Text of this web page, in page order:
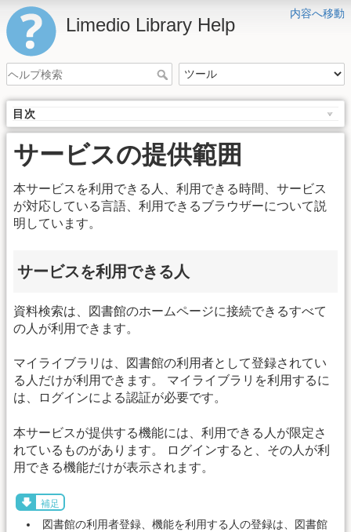
内容へ移動
Limedio Library Help
目次
サービスの提供範囲
本サービスを利用できる人、利用できる時間、サービス
が対応している言語、利用できるブラウザーについて説
明しています。
サービスを利用できる人
資料検索は、図書館のホームページに接続できるすべて
の人が利用できます。
マイライブラリは、図書館の利用者として登録されてい
る人だけが利用できます。 マイライブラリを利用するに
は、ログインによる認証が必要です。
本サービスが提供する機能には、利用できる人が限定さ
れているものがあります。 ログインすると、その人が利
用できる機能だけが表示されます。
補足
図書館の利用者登録、機能を利用する人の登録は、図書館